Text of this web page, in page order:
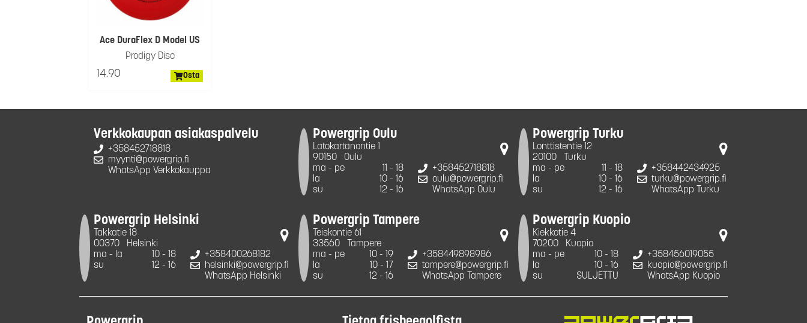
Ace DuraFlex D Model US
Prodigy Disc
14.90 Osta
Verkkokaupan asiakaspalvelu
+358452718818
myynti@powergrip.fi
WhatsApp Verkkokauppa
Powergrip Oulu
Latokartanontie 1
90150
Oulu
ma - pe
11 - 18
la
10 - 16
su
12 - 16
+358452718818
oulu@powergrip.fi
WhatsApp Oulu
Powergrip Turku
Lonttistentie 12
20100
Turku
ma - pe
11 - 18
la
10 - 16
su
12 - 16
+358442434925
turku@powergrip.fi
WhatsApp Turku
Powergrip Helsinki
Takkatie 18
00370
Helsinki
ma - la
10 - 18
su
12 - 16
+358400268182
helsinki@powergrip.fi
WhatsApp Helsinki
Powergrip Tampere
Teiskontie 61
33560
Tampere
ma - pe
10 - 19
la
10 - 17
su
12 - 16
+358449898986
tampere@powergrip.fi
WhatsApp Tampere
Powergrip Kuopio
Kiekkotie 4
70200
Kuopio
ma - pe
10 - 18
la
10 - 16
su
SULJETTU
+358456019055
kuopio@powergrip.fi
WhatsApp Kuopio